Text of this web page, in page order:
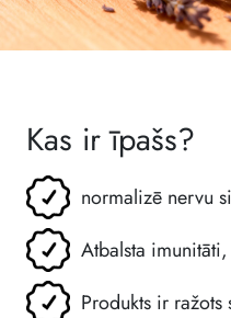
Kas ir īpašs?
normalizē nervu
Atbalsta
Produkts ir ražots